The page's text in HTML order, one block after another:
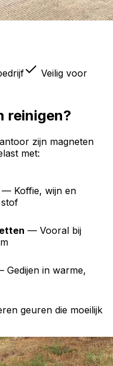
Veilig voor
reinigen?
zijn magneten
met:
— Koffie, wijn en
— Vooral bij
Gedijen in warme,
geuren die moeilijk